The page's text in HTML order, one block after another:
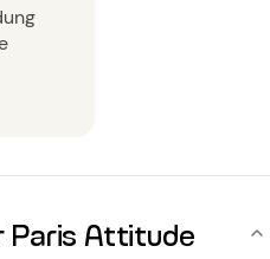
Paris Attitude